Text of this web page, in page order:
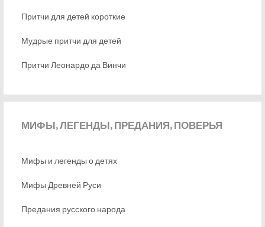
Притчи для детей короткие
Мудрые притчи для детей
Притчи Леонардо да Винчи
МИФЫ,ЛЕГЕНДЫ, ПРЕДАНИЯ, ПОВЕРЬЯ
Мифы и легенды о детях
Мифы Древней Руси
Предания русского народа